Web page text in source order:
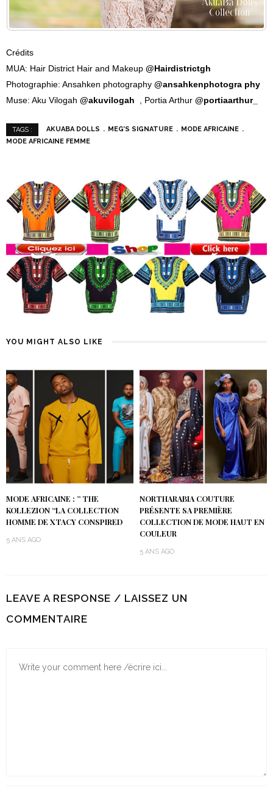
Crédits
MUA: Hair District Hair and Makeup @Hairdistrictgh
Photographie: Ansahken photography @ansahkenphotogra phy
Muse: Aku Vilogah @akuvilogah , Portia Arthur @portiaarthur_
TAGS : AKUABA DOLLS MEG’S SIGNATURE
MODE AFRICAINE
MODE AFRICAINE FEMME
YOU MIGHT ALSO LIKE
MODE AFRICAINE : ” THE
KOLLEZION “LA COLLECTION
HOMME DE XTACY CONSPIRED
5 ANS AGO
NORTHARABIA COUTURE
PRÉSENTE SA PREMIÈRE
COLLECTION DE MODE HAUT EN
COULEUR
5 ANS AGO
LEAVE A RESPONSE / LAISSEZ UN
COMMENTAIRE